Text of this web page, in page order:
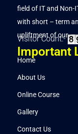
field of IT and Non-
with short – term
upliftment of our..
Visitor Count:-
Important
Home
About Us
Online Course
Gallery
Contact Us